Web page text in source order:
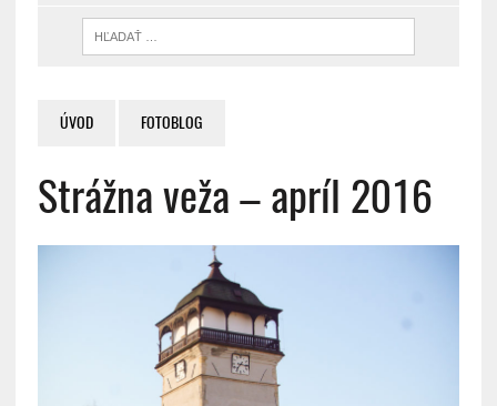
ÚVOD FOTOBLOG
Strážna veža – apríl 2016